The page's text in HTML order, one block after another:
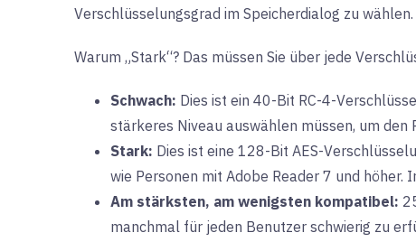
Verschlüsselungsgrad im Speicherdialog zu wählen.
Warum „Stark“? Das müssen Sie über jede
Schwach: Dies ist ein 40-Bit RC-4-
stärkeres Niveau auswählen müssen, um den
Stark: Dies ist eine 128-Bit AES-
wie Personen mit Adobe Reader 7 und höher.
Am stärksten, am wenigsten kompatibel:
manchmal für jeden Benutzer schwierig zu